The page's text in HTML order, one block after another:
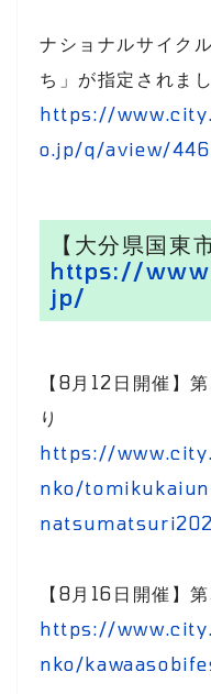
ナショナルサイク
ち」が指定されま
https://
o.jp/q/aview/
【大分県国東
https://
jp/
【8月12日開催】
り
https://
nko/
【8月16日開催】
https://
nko/